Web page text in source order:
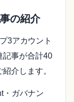
の紹介
3アカウント
記事が合計40
介します。
・ガバナン